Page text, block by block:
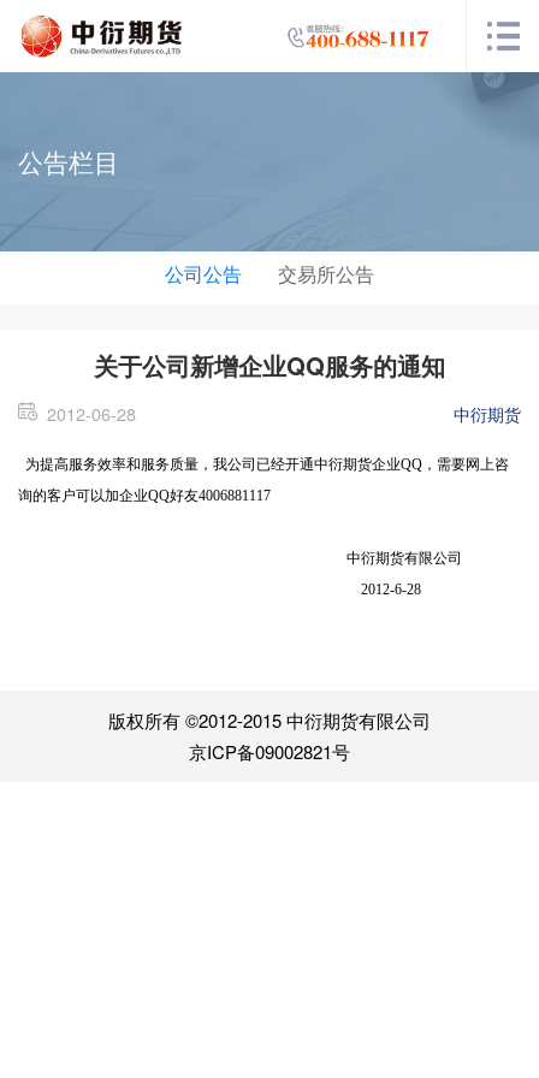
公告栏目
公司公告 交易所公告
关于公司新增企业QQ服务的通知
2012-06-28 中衍期货
为提高服务效率和服务质量，我公司已经开通中衍期货企业QQ，需要网上咨
询的客户可以加企业QQ好友4006881117
中衍期货有限公司
2012-6-28
版权所有 ©2012-2015 中衍期货有限公司
京ICP备09002821号